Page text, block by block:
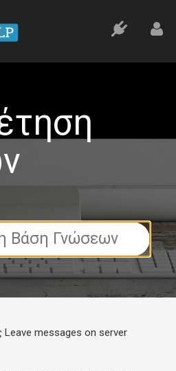
Leave messages on server